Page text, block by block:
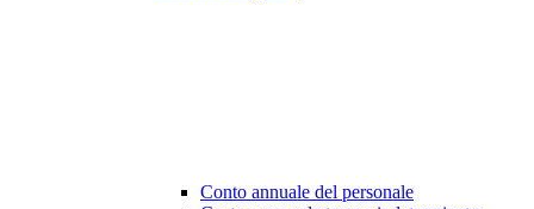
Conto annuale del personale